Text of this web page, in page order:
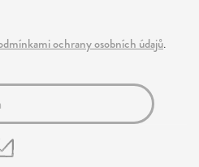
ochrany osobních údajů.